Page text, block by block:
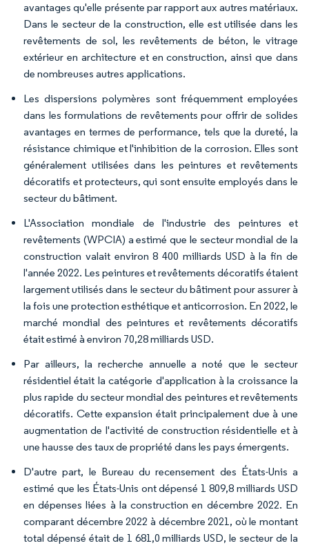
avantages qu'elle présente par rapport aux autres matériaux.
Dans le secteur de la construction, elle est utilisée dans les
revêtements de sol, les revêtements de béton, le vitrage
extérieur en architecture et en construction, ainsi que dans
de nombreuses autres applications.
Les dispersions polymères sont fréquemment employées
dans les formulations de revêtements pour offrir de solides
avantages en termes de performance, tels que la dureté, la
résistance chimique et l'inhibition de la corrosion. Elles sont
généralement utilisées dans les peintures et revêtements
décoratifs et protecteurs, qui sont ensuite employés dans le
secteur du bâtiment.
L'Association mondiale de l'industrie des peintures et
revêtements (WPCIA) a estimé que le secteur mondial de la
construction valait environ 8 400 milliards USD à la fin de
l'année 2022. Les peintures et revêtements décoratifs étaient
largement utilisés dans le secteur du bâtiment pour assurer à
la fois une protection esthétique et anticorrosion. En 2022, le
marché mondial des peintures et revêtements décoratifs
était estimé à environ 70,28 milliards USD.
Par ailleurs, la recherche annuelle a noté que le secteur
résidentiel était la catégorie d'application à la croissance la
plus rapide du secteur mondial des peintures et revêtements
décoratifs. Cette expansion était principalement due à une
augmentation de l'activité de construction résidentielle et à
une hausse des taux de propriété dans les pays émergents.
D'autre part, le Bureau du recensement des États-Unis a
estimé que les États-Unis ont dépensé 1 809,8 milliards USD
en dépenses liées à la construction en décembre 2022. En
comparant décembre 2022 à décembre 2021, où le montant
total dépensé était de 1 681,0 milliards USD, le secteur de la